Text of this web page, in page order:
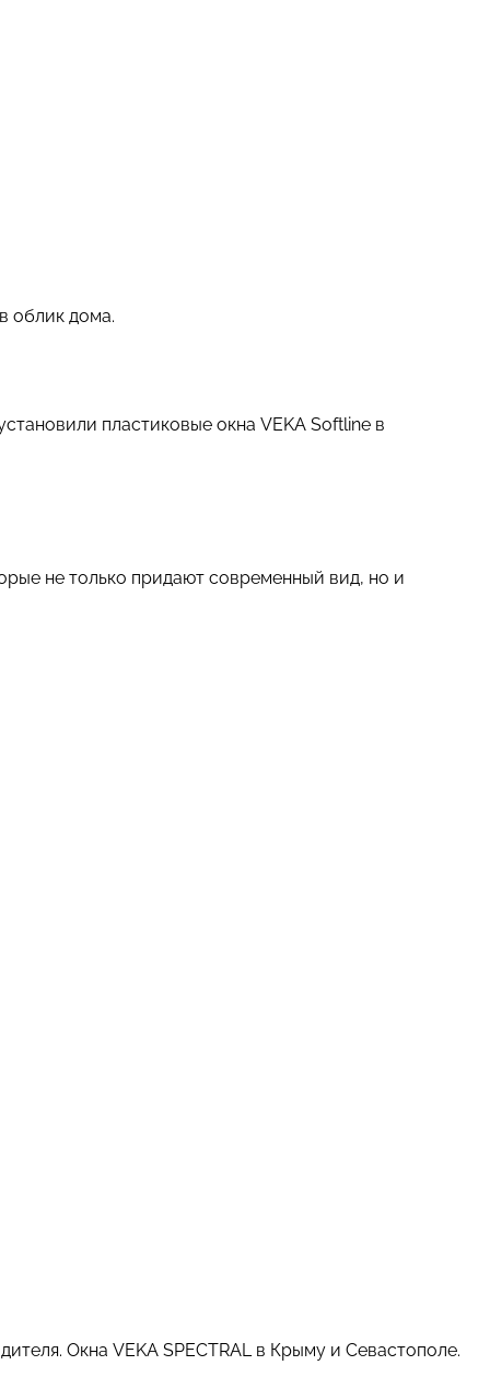
облик дома.
пластиковые окна VEKA Softline в
не только придают современный вид, но и
Окна VEKA SPECTRAL в Крыму и Севастополе.